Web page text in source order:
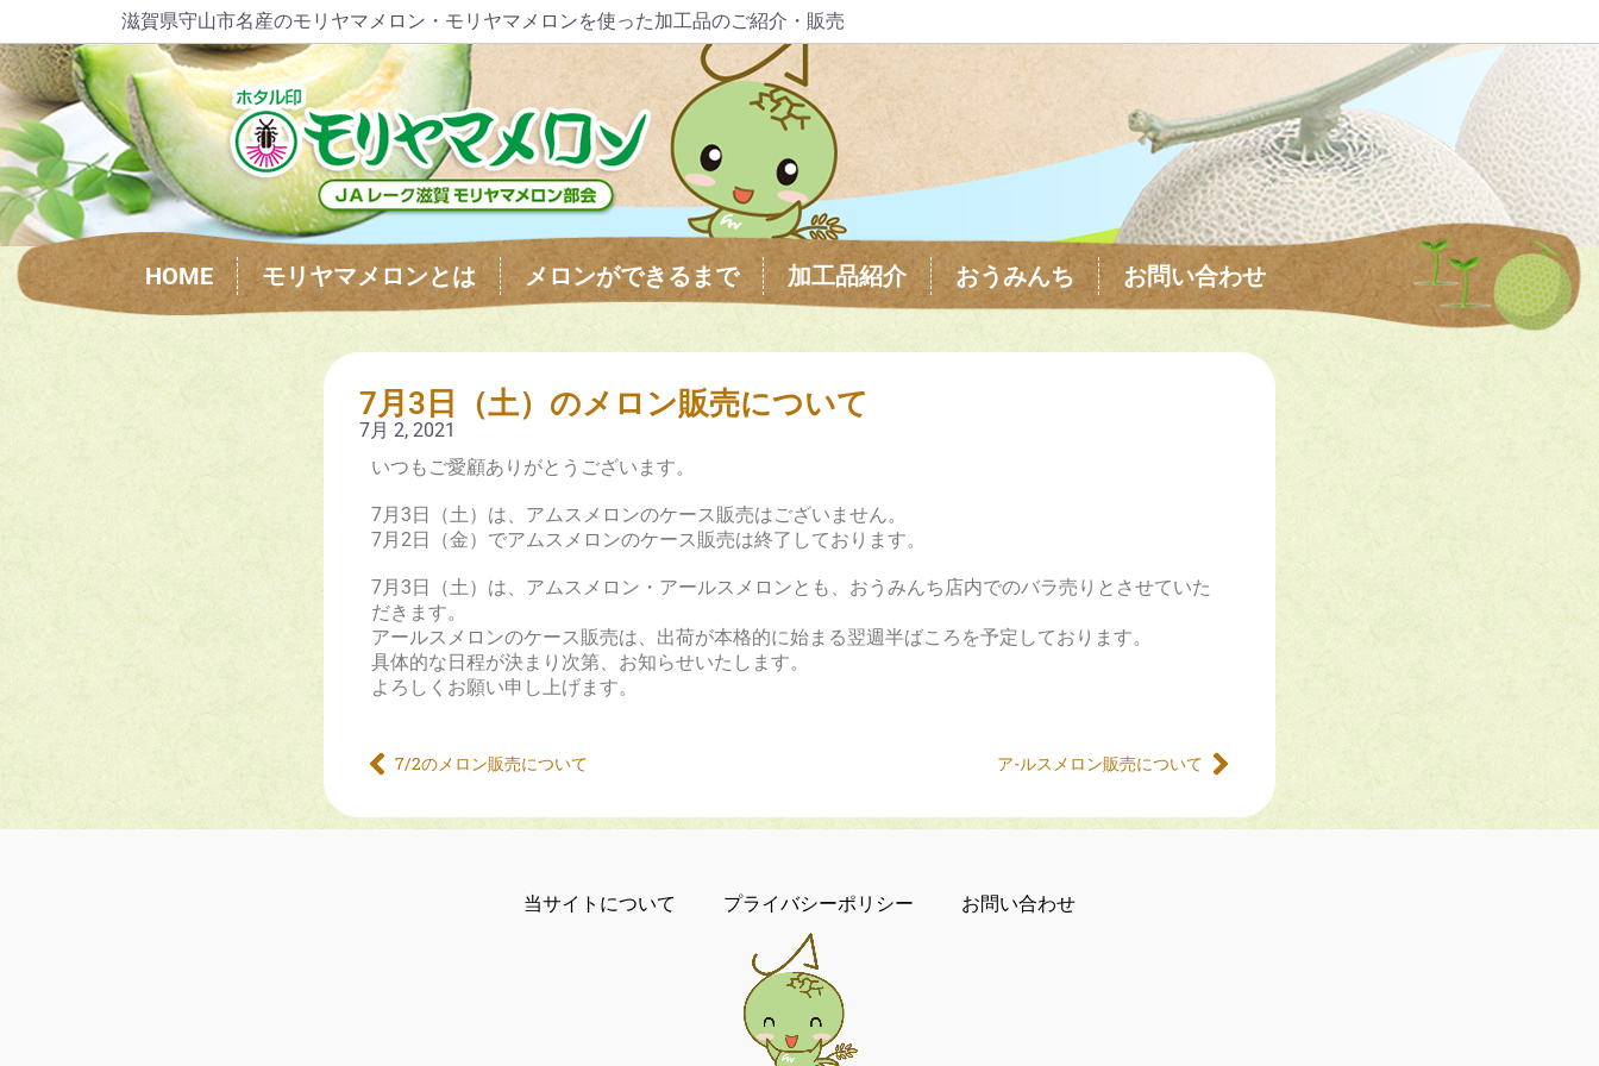
滋賀県守山市名産のモリヤマメロン・モリヤマメロンを使った加工品のご紹介・販売
HOME モリヤマメロンとは メロンができるまで 加工品紹介 おうみんち お問い合わせ
7月3日（土）のメロン販売について
7月 2, 2021
いつもご愛顧ありがとうございます。
7月3日（土）は、アムスメロンのケース販売はございません。
7月2日（金）でアムスメロンのケース販売は終了しております。
7月3日（土）は、アムスメロン・アールスメロンとも、おうみんち店内でのバラ売りとさせていた
だきます。
アールスメロンのケース販売は、出荷が本格的に始まる翌週半ばころを予定しております。
具体的な日程が決まり次第、お知らせいたします。
よろしくお願い申し上げます。
7/2のメロン販売について ア-ルスメロン販売について
当サイトについて プライバシーポリシー お問い合わせ